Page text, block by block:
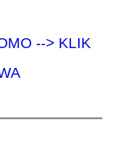
--> KLIK